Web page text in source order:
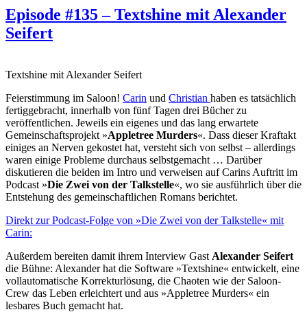
Episode #135 – Textshine mit Alexander
Seifert
Textshine mit Alexander Seifert
Feierstimmung im Saloon! Carin und Christian haben es tatsächlich
fertiggebracht, innerhalb von fünf Tagen drei Bücher zu
veröffentlichen. Jeweils ein eigenes und das lang erwartete
Gemeinschaftsprojekt »Appletree Murders«. Dass dieser Kraftakt
einiges an Nerven gekostet hat, versteht sich von selbst – allerdings
waren einige Probleme durchaus selbstgemacht … Darüber
diskutieren die beiden im Intro und verweisen auf Carins Auftritt im
Podcast »Die Zwei von der Talkstelle«, wo sie ausführlich über die
Entstehung des gemeinschaftlichen Romans berichtet.
Direkt zur Podcast-Folge von »Die Zwei von der Talkstelle« mit
Carin:
Außerdem bereiten damit ihrem Interview Gast Alexander Seifert
die Bühne: Alexander hat die Software »Textshine« entwickelt, eine
vollautomatische Korrekturlösung, die Chaoten wie der Saloon-
Crew das Leben erleichtert und aus »Appletree Murders« ein
lesbares Buch gemacht hat.